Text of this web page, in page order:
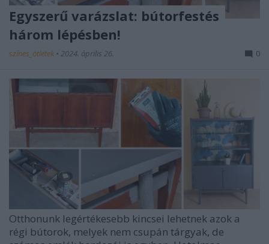
Egyszerű varázslat: bútorfestés
három lépésben!
színes_ötletek • 2024. április 26. 0
Otthonunk legértékesebb kincsei lehetnek azok a
régi bútorok, melyek nem csupán tárgyak, de